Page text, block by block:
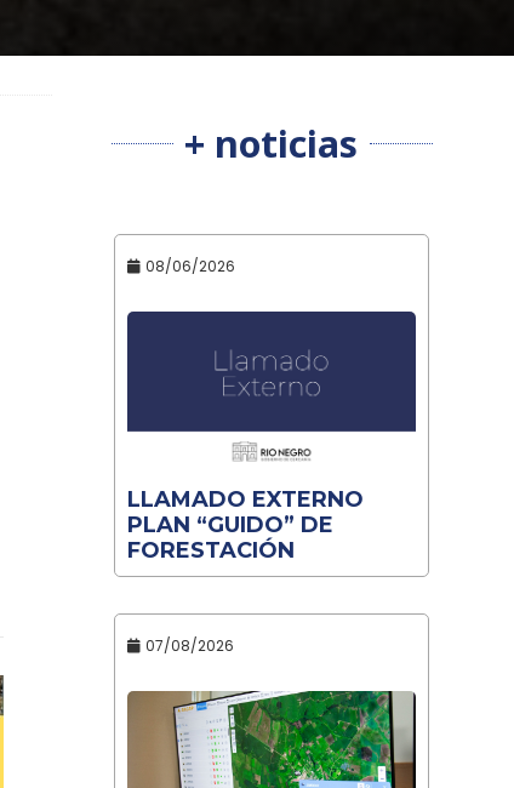
+ noticias
08/06/2026
LLAMADO EXTERNO
PLAN “GUIDO” DE
FORESTACIÓN
07/08/2026